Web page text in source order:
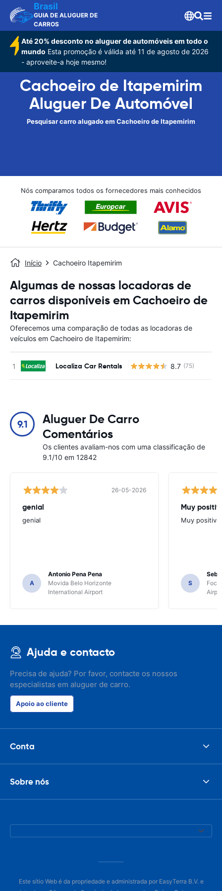
Brasil
GUIA DE ALUGUER DE
CARROS
Até 20% desconto no aluguer de automóveis em todo o
mundo Esta promoção é válida até 11 de agosto de 2026
- aproveite-a hoje mesmo!
Cachoeiro de Itapemirim
Aluguer De Automóvel
Pesquisar carro alugado em Cachoeiro de Itapemirim
Nós comparamos todos os fornecedores mais conhecidos
Início Cachoeiro Itapemirim
Algumas de nossas locadoras de
carros disponíveis em Cachoeiro de
Itapemirim
Oferecemos uma comparação de todas as locadoras de
veículos em Cachoeiro de Itapemirim:
Localiza Car Rentals 8.7 (75)
9.1
Aluguer De Carro
Comentários
Os clientes avaliam-nos com uma classificação de
9.1/10 em 12842
26-05-2026
genial
genial
A
Antonio Pena Pena
Movida Belo Horizonte
International Airport
Muy
Muy positiva
S
Foco
Ajuda e contacto
Precisa de ajuda? Por favor, contacte os nossos
especialistas em aluguer de carro.
Apoio ao cliente
Conta
Sobre nós
Este sítio Web é da propriedade e administrada por EasyTerra B.V. e